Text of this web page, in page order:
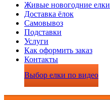
Живые новогодние елки
Доставка ёлок
Самовывоз
Подставки
Услуги
Как оформить заказ
Контакты
Выбор елки по видео